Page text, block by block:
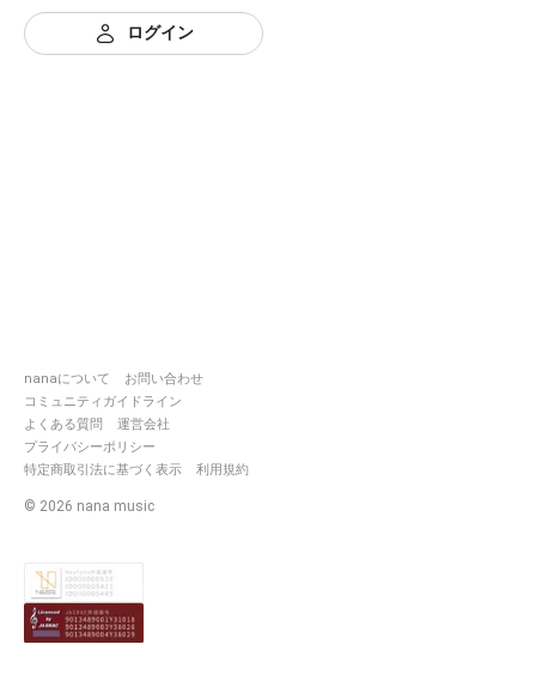
ログイン
nanaについて
お問い合わせ
コミュニティガイドライン
よくある質問
運営会社
プライバシーポリシー
特定商取引法に基づく表示
利用規約
© 2026 nana music